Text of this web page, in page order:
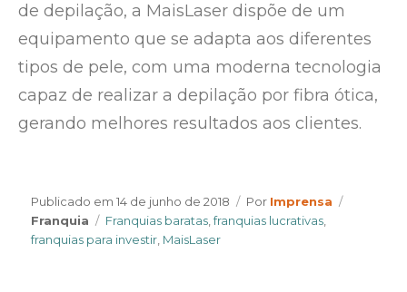
de depilação, a MaisLaser dispõe de um
equipamento que se adapta aos diferentes
tipos de pele, com uma moderna tecnologia
capaz de realizar a depilação por fibra ótica,
gerando melhores resultados aos clientes.
Publicado em14 de junho de 2018 Por Author
Imprensa
Franquia
Tags
Franquias baratas ,franquias lucrativas
franquias para investir MaisLaser